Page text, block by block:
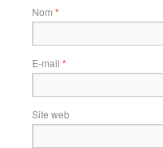
Nom *
E-mail *
Site web